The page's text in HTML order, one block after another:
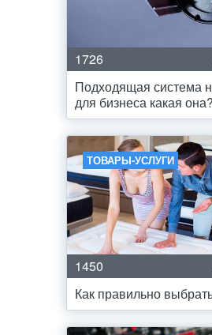
1726
Подходящая система
для бизнеса какая она?
ТОВАРЫ-УСЛУГИ
1450
Как правильно